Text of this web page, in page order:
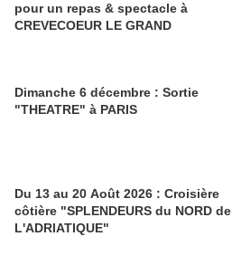
pour un repas & spectacle à
CREVECOEUR LE GRAND
Dimanche 6 décembre : Sortie
"THEATRE" à PARIS
Du 13 au 20 Août 2026 : Croisière
côtière "SPLENDEURS du NORD de
L'ADRIATIQUE"